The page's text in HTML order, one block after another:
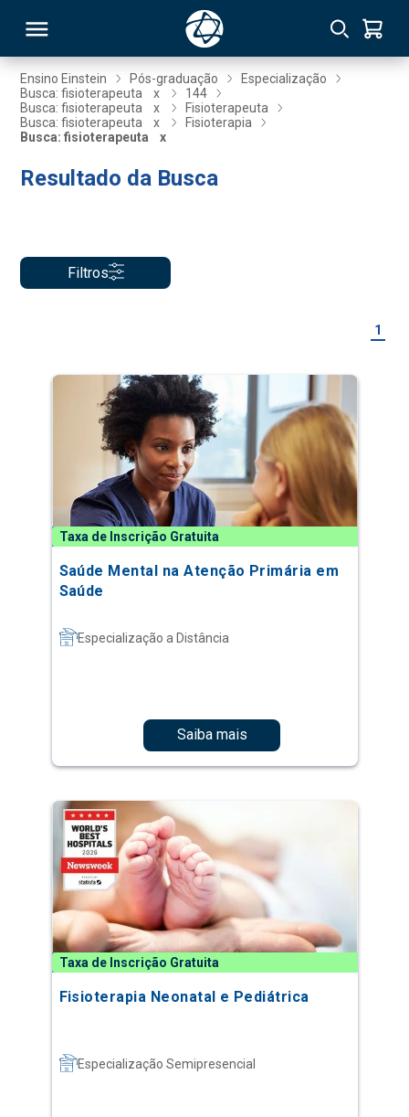
Ensino Einstein Pós-graduação
Especialização
Busca: fisioterapeuta
x
144
Busca: fisioterapeuta
x
Fisioterapeuta
Busca: fisioterapeuta
x
Fisioterapia
Busca: fisioterapeuta
x
Resultado da Busca
Filtros
1
Taxa de Inscrição Gratuita
Saúde Mental na Atenção Primária em
Saúde
Especialização a Distância
Saiba mais
Taxa de Inscrição Gratuita
Fisioterapia Neonatal e Pediátrica
Especialização Semipresencial